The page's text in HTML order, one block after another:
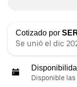
Cotizado por
Se unió el dic
Disponible las